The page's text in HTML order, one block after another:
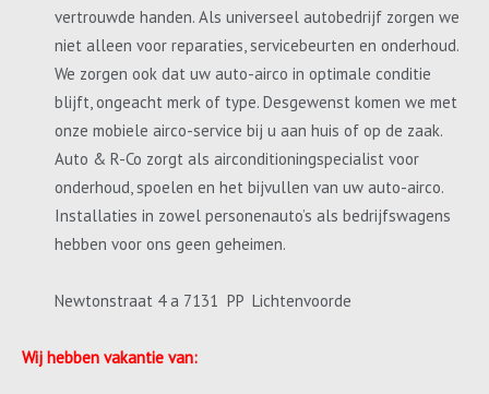
vertrouwde handen. Als universeel autobedrijf zorgen we
niet alleen voor reparaties, servicebeurten en onderhoud.
We zorgen ook dat uw auto-airco in optimale conditie
blijft, ongeacht merk of type. Desgewenst komen we met
onze mobiele airco-service bij u aan huis of op de zaak.
Auto & R-Co zorgt als airconditioningspecialist voor
onderhoud, spoelen en het bijvullen van uw auto-airco.
Installaties in zowel personenauto’s als bedrijfswagens
hebben voor ons geen geheimen.
Newtonstraat 4 a 7131 PP Lichtenvoorde
Wij hebben vakantie van: